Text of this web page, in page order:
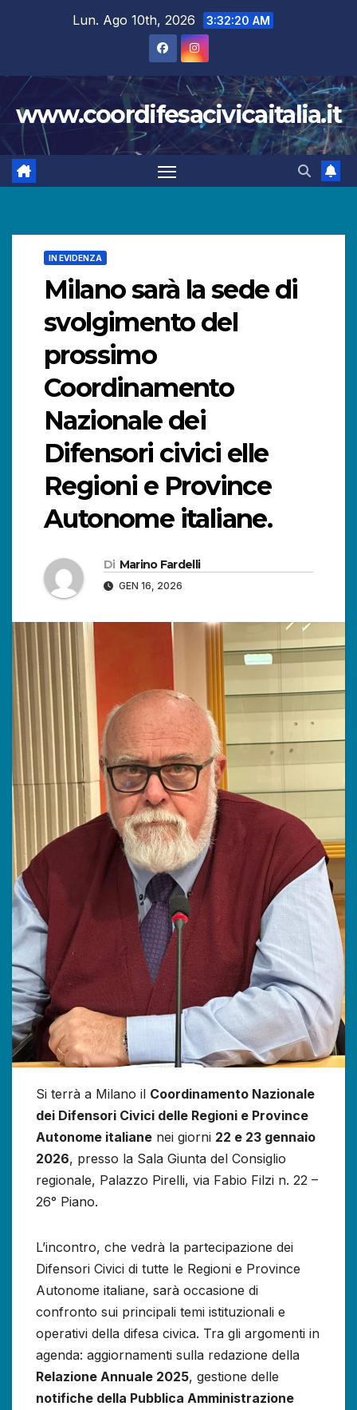
Lun. Ago 10th, 2026 3:32:21 AM
www.coordifesacivicaitalia.it
IN EVIDENZA
Milano sarà la sede di
svolgimento del
prossimo
Coordinamento
Nazionale dei
Difensori civici elle
Regioni e Province
Autonome italiane.
Di Marino Fardelli
GEN 16, 2026
Si terrà a Milano il Coordinamento Nazionale
dei Difensori Civici delle Regioni e Province
Autonome italiane nei giorni 22 e 23 gennaio
2026, presso la Sala Giunta del Consiglio
regionale, Palazzo Pirelli, via Fabio Filzi n. 22 –
26° Piano.
L’incontro, che vedrà la partecipazione dei
Difensori Civici di tutte le Regioni e Province
Autonome italiane, sarà occasione di
confronto sui principali temi istituzionali e
operativi della difesa civica. Tra gli argomenti in
agenda: aggiornamenti sulla redazione della
Relazione Annuale 2025, gestione delle
notifiche della Pubblica Amministrazione